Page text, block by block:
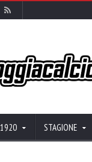
1920 STAGIONE